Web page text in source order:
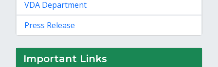
VDA Department
Press Release
Important Links